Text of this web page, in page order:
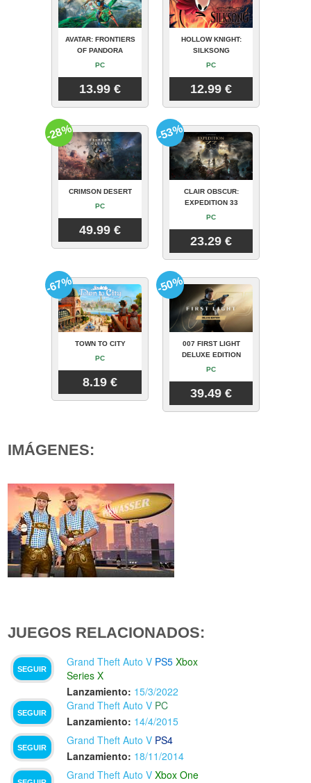
AVATAR: FRONTIERS
OF PANDORA
PC
13.99 €
HOLLOW KNIGHT:
SILKSONG
PC
12.99 €
CRIMSON DESERT
PC
49.99 €
-28%
CLAIR OBSCUR:
EXPEDITION 33
PC
23.29 €
-53%
TOWN TO CITY
PC
8.19 €
-67%
007 FIRST LIGHT
DELUXE EDITION
PC
39.49 €
-50%
IMÁGENES:
JUEGOS RELACIONADOS:
SEGUIR
Grand Theft Auto V PS5 Xbox
Series X
Lanzamiento: 15/3/2022
SEGUIR
Grand Theft Auto V PC
Lanzamiento: 14/4/2015
SEGUIR
Grand Theft Auto V PS4
Lanzamiento: 18/11/2014
Grand Theft Auto V Xbox One